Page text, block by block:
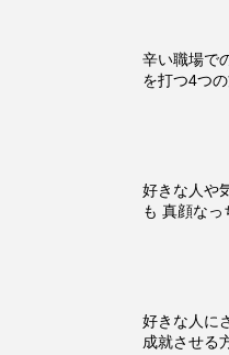
辛い職場で
を打つ4つ
好きな人や
も 真顔なっ
好きな人に
成就させる